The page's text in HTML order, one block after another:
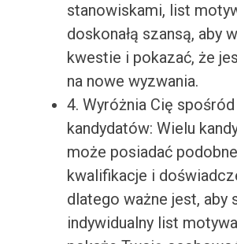
stanowiskami, list
doskonałą szansą, aby
kwestie i pokazać, że
na nowe wyzwania.
4. Wyróżnia Cię
kandydatów: Wielu
może posiadać podobne
kwalifikacje i
dlatego ważne jest, aby
indywidualny list